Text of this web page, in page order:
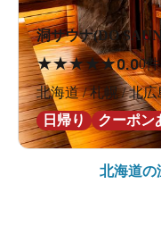
洞サウナ(DO
★★★★★0.00
北海道 / 札幌 / 北広
日帰り
クーポン
北海道の